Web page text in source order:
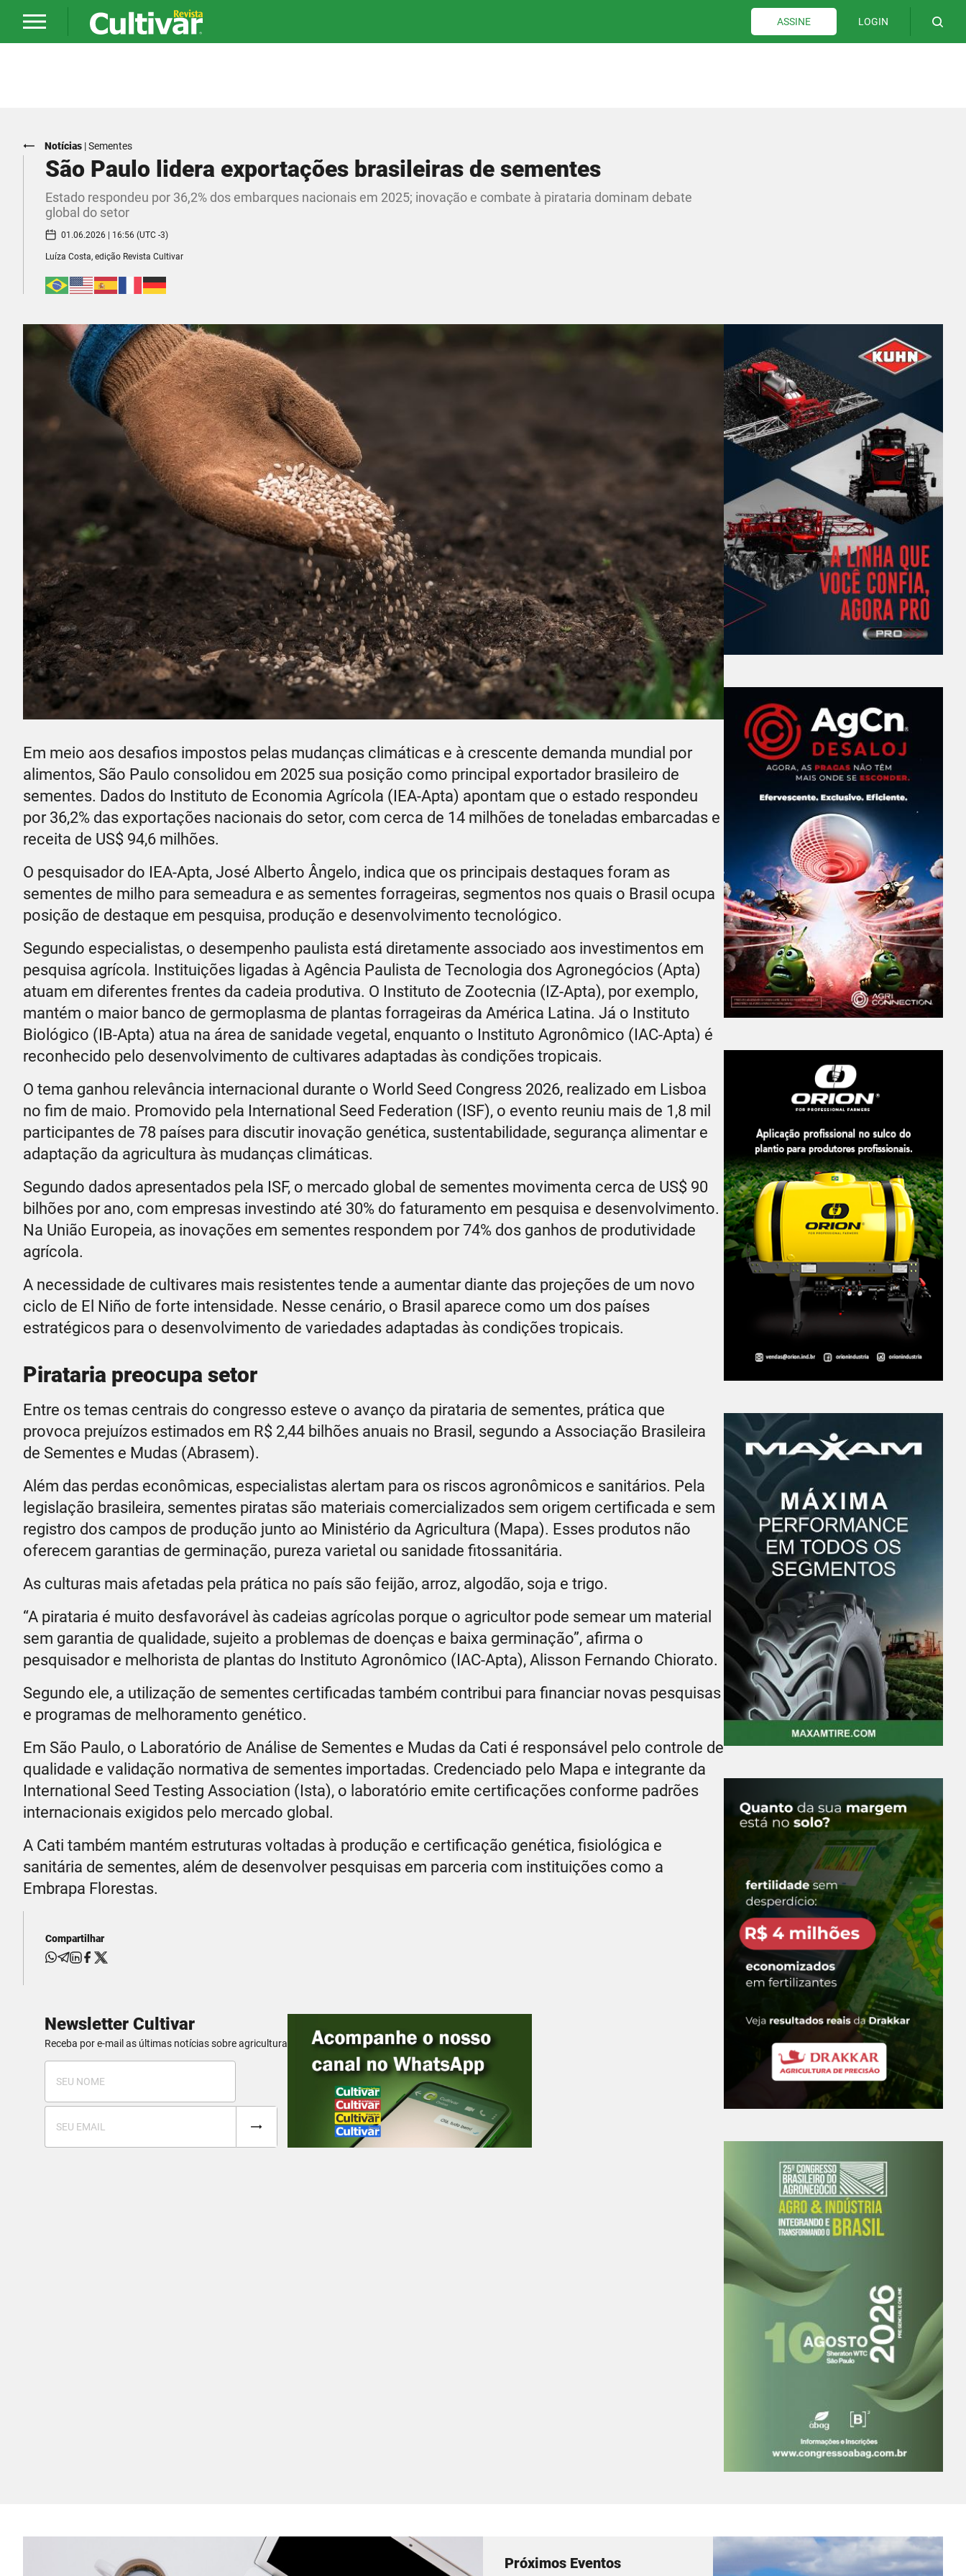
ASSINE LOGIN
Notícias |Sementes
São Paulo lidera exportações brasileiras de sementes
Estado respondeu por 36,2% dos embarques nacionais em 2025; inovação e combate à pirataria dominam debate
global do setor
01.06.2026 | 16:56 (UTC -3)
Luíza Costa, edição Revista Cultivar
Em meio aos desafios impostos pelas mudanças climáticas e à crescente demanda mundial por
alimentos, São Paulo consolidou em 2025 sua posição como principal exportador brasileiro de
sementes. Dados do Instituto de Economia Agrícola (IEA-Apta) apontam que o estado respondeu
por 36,2% das exportações nacionais do setor, com cerca de 14 milhões de toneladas embarcadas e
receita de US$ 94,6 milhões.
O pesquisador do IEA-Apta, José Alberto Ângelo, indica que os principais destaques foram as
sementes de milho para semeadura e as sementes forrageiras, segmentos nos quais o Brasil ocupa
posição de destaque em pesquisa, produção e desenvolvimento tecnológico.
Segundo especialistas, o desempenho paulista está diretamente associado aos investimentos em
pesquisa agrícola. Instituições ligadas à Agência Paulista de Tecnologia dos Agronegócios (Apta)
atuam em diferentes frentes da cadeia produtiva. O Instituto de Zootecnia (IZ-Apta), por exemplo,
mantém o maior banco de germoplasma de plantas forrageiras da América Latina. Já o Instituto
Biológico (IB-Apta) atua na área de sanidade vegetal, enquanto o Instituto Agronômico (IAC-Apta) é
reconhecido pelo desenvolvimento de cultivares adaptadas às condições tropicais.
O tema ganhou relevância internacional durante o World Seed Congress 2026, realizado em Lisboa
no fim de maio. Promovido pela International Seed Federation (ISF), o evento reuniu mais de 1,8 mil
participantes de 78 países para discutir inovação genética, sustentabilidade, segurança alimentar e
adaptação da agricultura às mudanças climáticas.
Segundo dados apresentados pela ISF, o mercado global de sementes movimenta cerca de US$ 90
bilhões por ano, com empresas investindo até 30% do faturamento em pesquisa e desenvolvimento.
Na União Europeia, as inovações em sementes respondem por 74% dos ganhos de produtividade
agrícola.
A necessidade de cultivares mais resistentes tende a aumentar diante das projeções de um novo
ciclo de El Niño de forte intensidade. Nesse cenário, o Brasil aparece como um dos países
estratégicos para o desenvolvimento de variedades adaptadas às condições tropicais.
Pirataria preocupa setor
Entre os temas centrais do congresso esteve o avanço da pirataria de sementes, prática que
provoca prejuízos estimados em R$ 2,44 bilhões anuais no Brasil, segundo a Associação Brasileira
de Sementes e Mudas (Abrasem).
Além das perdas econômicas, especialistas alertam para os riscos agronômicos e sanitários. Pela
legislação brasileira, sementes piratas são materiais comercializados sem origem certificada e sem
registro dos campos de produção junto ao Ministério da Agricultura (Mapa). Esses produtos não
oferecem garantias de germinação, pureza varietal ou sanidade fitossanitária.
As culturas mais afetadas pela prática no país são feijão, arroz, algodão, soja e trigo.
“A pirataria é muito desfavorável às cadeias agrícolas porque o agricultor pode semear um material
sem garantia de qualidade, sujeito a problemas de doenças e baixa germinação”, afirma o
pesquisador e melhorista de plantas do Instituto Agronômico (IAC-Apta), Alisson Fernando Chiorato.
Segundo ele, a utilização de sementes certificadas também contribui para financiar novas pesquisas
e programas de melhoramento genético.
Em São Paulo, o Laboratório de Análise de Sementes e Mudas da Cati é responsável pelo controle de
qualidade e validação normativa de sementes importadas. Credenciado pelo Mapa e integrante da
International Seed Testing Association (Ista), o laboratório emite certificações conforme padrões
internacionais exigidos pelo mercado global.
A Cati também mantém estruturas voltadas à produção e certificação genética, fisiológica e
sanitária de sementes, além de desenvolver pesquisas em parceria com instituições como a
Embrapa Florestas.
Compartilhar
Newsletter Cultivar
Receba por e-mail as últimas notícias sobre agricultura
Próximos Eventos